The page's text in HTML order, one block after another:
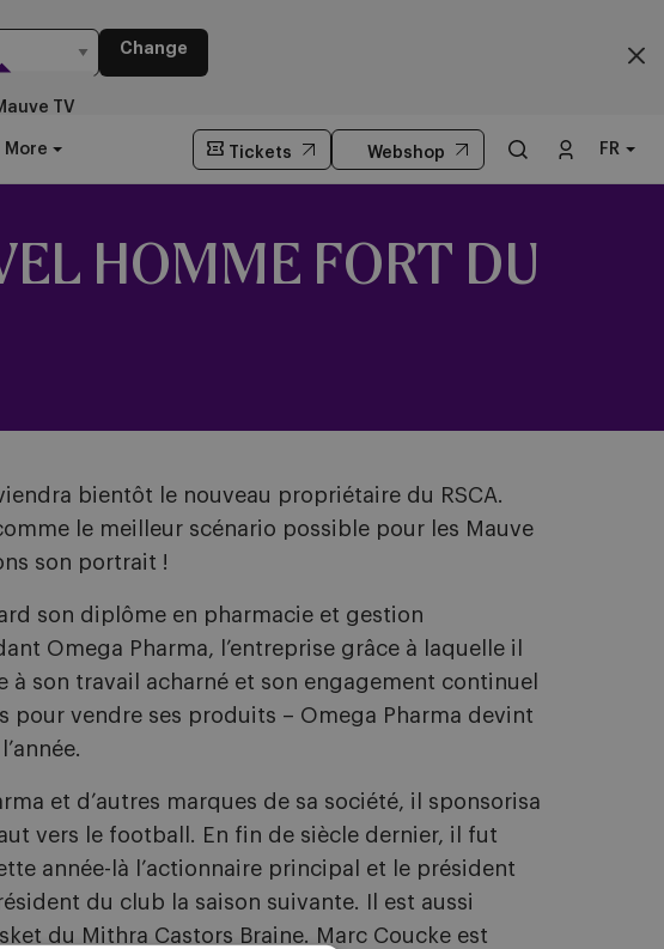
Change
More
TV
Tickets Webshop FR
HOMME FORT DU
bientôt le nouveau propriétaire du RSCA.
le meilleur scénario possible pour les Mauve
son portrait !
son diplôme en pharmacie et gestion
Omega Pharma, l’entreprise grâce à laquelle il
son travail acharné et son engagement continuel
pour vendre ses produits – Omega Pharma devint
et d’autres marques de sa société, il sponsorisa
vers le football. En fin de siècle dernier, il fut
année-là l’actionnaire principal et le président
du club la saison suivante. Il est aussi
du Mithra Castors Braine. Marc Coucke est